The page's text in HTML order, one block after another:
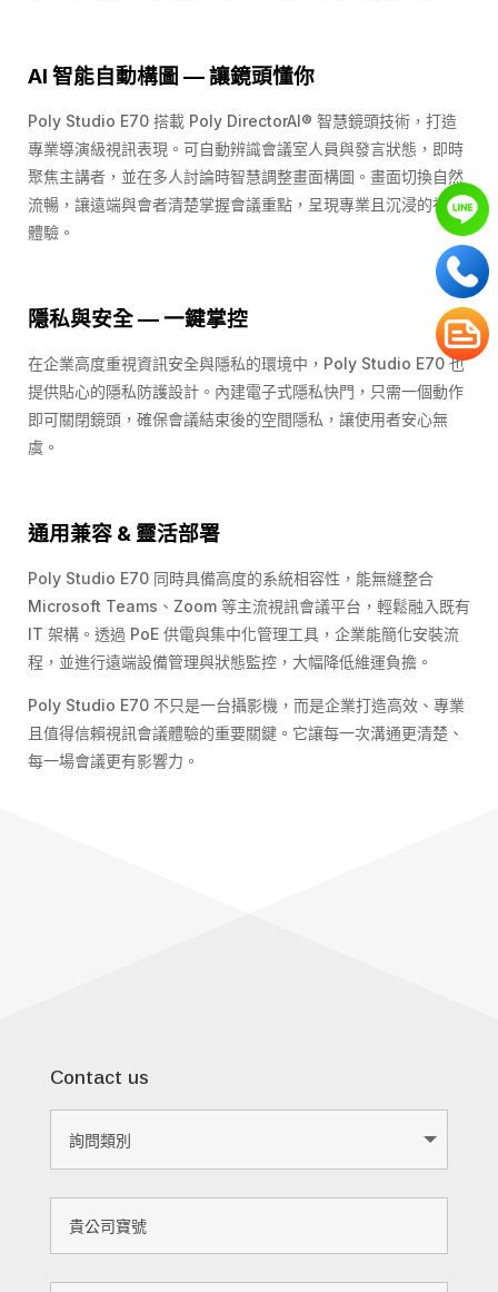
AI 智能自動構圖 — 讓鏡頭懂你
Poly Studio E70 搭載 Poly DirectorAI® 智慧鏡頭技術，打造
專業導演級視訊表現。可自動辨識會議室人員與發言狀態，即時
聚焦主講者，並在多人討論時智慧調整畫面構圖。畫面切換自然
流暢，讓遠端與會者清楚掌握會議重點，呈現專業且沉浸的視訊
體驗。
隱私與安全 — 一鍵掌控
在企業高度重視資訊安全與隱私的環境中，Poly Studio E70 也
提供貼心的隱私防護設計。內建電子式隱私快門，只需一個動作
即可關閉鏡頭，確保會議結束後的空間隱私，讓使用者安心無
虞。
通用兼容 & 靈活部署
Poly Studio E70 同時具備高度的系統相容性，能無縫整合
Microsoft Teams、Zoom 等主流視訊會議平台，輕鬆融入既有
IT 架構。透過 PoE 供電與集中化管理工具，企業能簡化安裝流
程，並進行遠端設備管理與狀態監控，大幅降低維運負擔。
Poly Studio E70 不只是一台攝影機，而是企業打造高效、專業
且值得信賴視訊會議體驗的重要關鍵。它讓每一次溝通更清楚、
每一場會議更有影響力。
Contact us